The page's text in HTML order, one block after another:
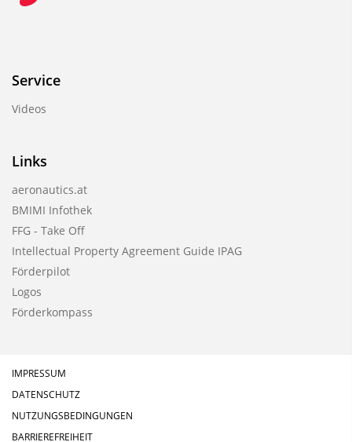
Service
Videos
Links
aeronautics.at
BMIMI Infothek
FFG - Take Off
Intellectual Property Agreement Guide IPAG
Förderpilot
Logos
Förderkompass
IMPRESSUM
DATENSCHUTZ
NUTZUNGSBEDINGUNGEN
BARRIEREFREIHEIT